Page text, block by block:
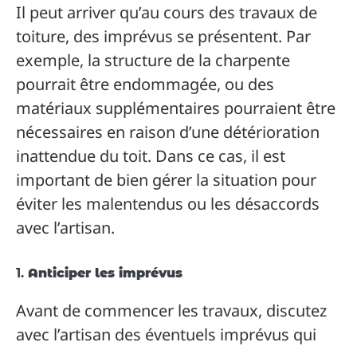
Il peut arriver qu’au cours des travaux de
toiture, des imprévus se présentent. Par
exemple, la structure de la charpente
pourrait être endommagée, ou des
matériaux supplémentaires pourraient être
nécessaires en raison d’une détérioration
inattendue du toit. Dans ce cas, il est
important de bien gérer la situation pour
éviter les malentendus ou les désaccords
avec l’artisan.
1. Anticiper les imprévus
Avant de commencer les travaux, discutez
avec l’artisan des éventuels imprévus qui